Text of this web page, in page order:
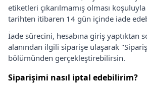
etiketleri çıkarılmamış olması
tarihten itibaren 14 gün içinde iade
İade sürecini, hesabına giriş yaptıktan
alanından ilgili siparişe ulaşarak
bölümünden gerçekleştirebilirsin.
Siparişimi nasıl iptal edebilirim?